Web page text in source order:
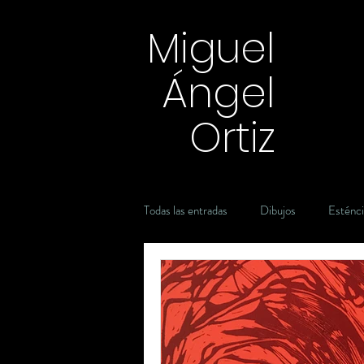
Miguel
Ángel
Ortiz
Todas las entradas Dibujos
Introspección acuarela en
Carbón Grafito Plumón